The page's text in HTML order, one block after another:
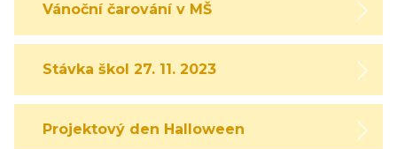
Vánoční čarování v MŠ
Stávka škol 27. 11. 2023
Projektový den Halloween